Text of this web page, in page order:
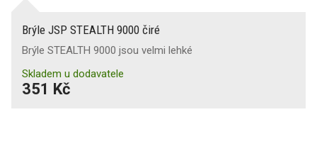
Brýle JSP STEALTH 9000 čiré
Brýle STEALTH 9000 jsou velmi lehké
Skladem u dodavatele
351 Kč